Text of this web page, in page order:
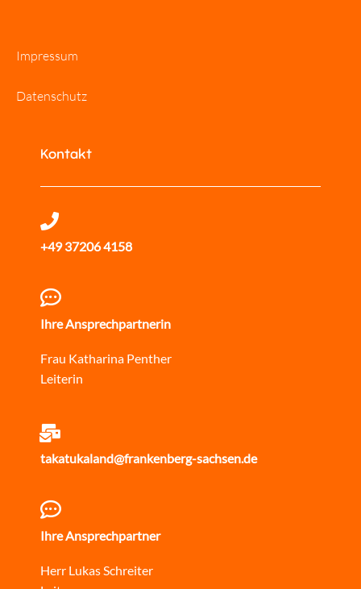
Impressum
Datenschutz
Kontakt
+49 37206 4158
Ihre Ansprechpartnerin
Frau Katharina Penther
Leiterin
takatukaland@frankenberg-sachsen.de
Ihre Ansprechpartner
Herr Lukas Schreiter